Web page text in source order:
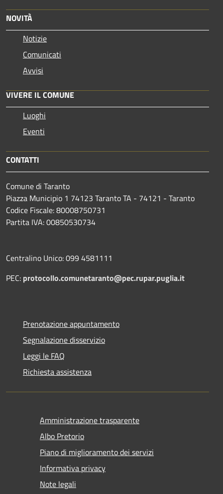
NOVITÀ
Notizie
Comunicati
Avvisi
VIVERE IL COMUNE
Luoghi
Eventi
CONTATTI
Comune di Taranto
Piazza Municipio 1 74123 Taranto TA - 74121 - Taranto
Codice Fiscale: 80008750731
Partita IVA: 00850530734
Centralino Unico: 099 4581111
PEC: protocollo.comunetaranto@pec.rupar.puglia.it
Prenotazione appuntamento
Segnalazione disservizio
Leggi le FAQ
Richiesta assistenza
Amministrazione trasparente
Albo Pretorio
Piano di miglioramento dei servizi
Informativa privacy
Note legali